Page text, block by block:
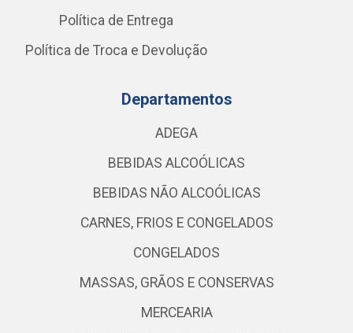
Política de Entrega
Política de Troca e Devolução
Departamentos
ADEGA
BEBIDAS ALCOÓLICAS
BEBIDAS NÃO ALCOÓLICAS
CARNES, FRIOS E CONGELADOS
CONGELADOS
MASSAS, GRÃOS E CONSERVAS
MERCEARIA